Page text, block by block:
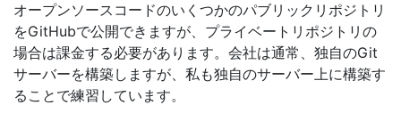
オープンソースコードのいくつかのパブリックリポジトリ
をGitHubで公開できますが、プライベートリポジトリの
場合は課金する必要があります。会社は通常、独自のGit
サーバーを構築しますが、私も独自のサーバー上に構築す
ることで練習しています。